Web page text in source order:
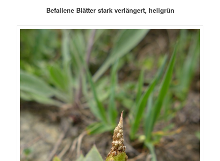
Befallene Blätter stark verlängert, hellgrün